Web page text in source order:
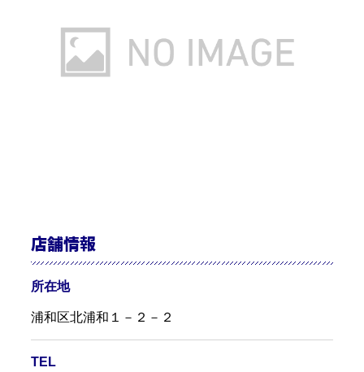
店舗情報
所在地
浦和区北浦和１－２－２
TEL